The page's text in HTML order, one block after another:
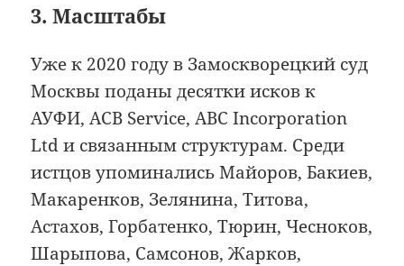
3. Масштабы
Уже к 2020 году в Замоскворецкий суд
Москвы поданы десятки исков к
АУФИ, ACB Service, ABC Incorporation
Ltd и связанным структурам. Среди
истцов упоминались Майоров, Бакиев,
Макаренков, Зелянина, Титова,
Астахов, Горбатенко, Тюрин, Чесноков,
Шарыпова, Самсонов, Жарков,